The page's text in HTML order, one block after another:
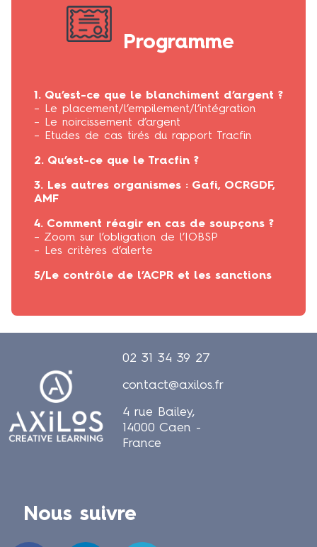
Programme
1. Qu’est-ce que le blanchiment d’argent ?
– Le placement/l’empilement/l’intégration
– Le noircissement d’argent
– Etudes de cas tirés du rapport Tracfin
2. Qu’est-ce que le Tracfin ?
3. Les autres organismes : Gafi, OCRGDF,
AMF
4. Comment réagir en cas de soupçons ?
– Zoom sur l’obligation de l’IOBSP
– Les critères d’alerte
5/Le contrôle de l’ACPR et les sanctions
02 31 34 39 27
contact@axilos.fr
4 rue Bailey,
14000 Caen -
France
Nous suivre